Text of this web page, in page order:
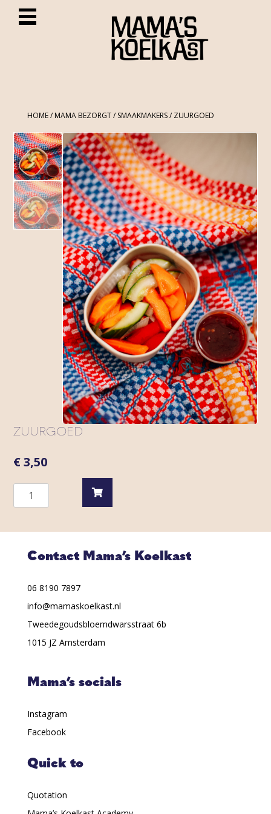
HOME/MAMA BEZORGT/SMAAKMAKERS/ ZUURGOED
ZUURGOED
€3,50
Zuurgoed
quantity
Contact Mama’s Koelkast
06 8190 7897
info@mamaskoelkast.nl
Tweedegoudsbloemdwarsstraat 6b
1015 JZ Amsterdam
Mama’s socials
Instagram
Facebook
Quick to
Quotation